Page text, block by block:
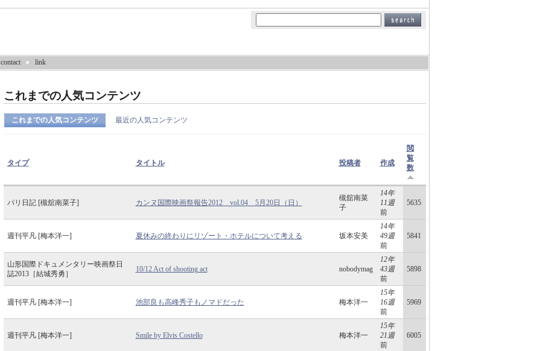
contact link
これまでの人気コンテンツ
これまでの人気コンテンツ 最近の人気コンテンツ
タイプ タイトル 投稿者 作成
閲
覧
数
パリ日記 [槻舘南菜子] カンヌ国際映画祭報告2012 vol.04 5月20日（日）
槻舘南菜
子
14年
11週
前
5635
週刊平凡 [梅本洋一] 夏休みの終わりにリゾート・ホテルについて考える 坂本安美
14年
49週
前
5841
山形国際ドキュメンタリー映画祭日
誌2013［結城秀勇］
10/12 Act of shooting act nobodymag
12年
43週
前
5898
週刊平凡 [梅本洋一] 池部良も高峰秀子もノマドだった 梅本洋一
15年
16週
前
5969
週刊平凡 [梅本洋一] Smile by Elvis Costello 梅本洋一
15年
21週
前
6005